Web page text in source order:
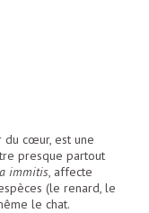
du cœur, est une
presque partout
immitis, affecte
(le renard, le
le chat.